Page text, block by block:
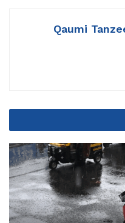
Qaumi